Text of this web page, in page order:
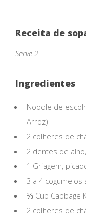
Receita de
Serve 2
Ingredientes
Noodle de
Arroz)
2 colheres de
2 dentes de
1 Griagem,
3 a 4 cogumelos
⅓ Cup Cabbage
2 colheres de